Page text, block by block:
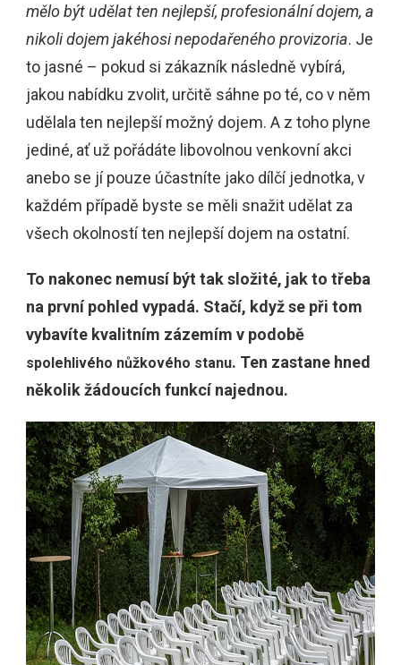
mělo být udělat ten nejlepší, profesionální dojem, a
nikoli dojem jakéhosi nepodařeného provizoria. Je
to jasné – pokud si zákazník následně vybírá,
jakou nabídku zvolit, určitě sáhne po té, co v něm
udělala ten nejlepší možný dojem. A z toho plyne
jediné, ať už pořádáte libovolnou venkovní akci
anebo se jí pouze účastníte jako dílčí jednotka, v
každém případě byste se měli snažit udělat za
všech okolností ten nejlepší dojem na ostatní.
To nakonec nemusí být tak složité, jak to třeba
na první pohled vypadá. Stačí, když se při tom
vybavíte kvalitním zázemím v podobě
spolehlivého nůžkového stanu. Ten zastane hned
několik žádoucích funkcí najednou.